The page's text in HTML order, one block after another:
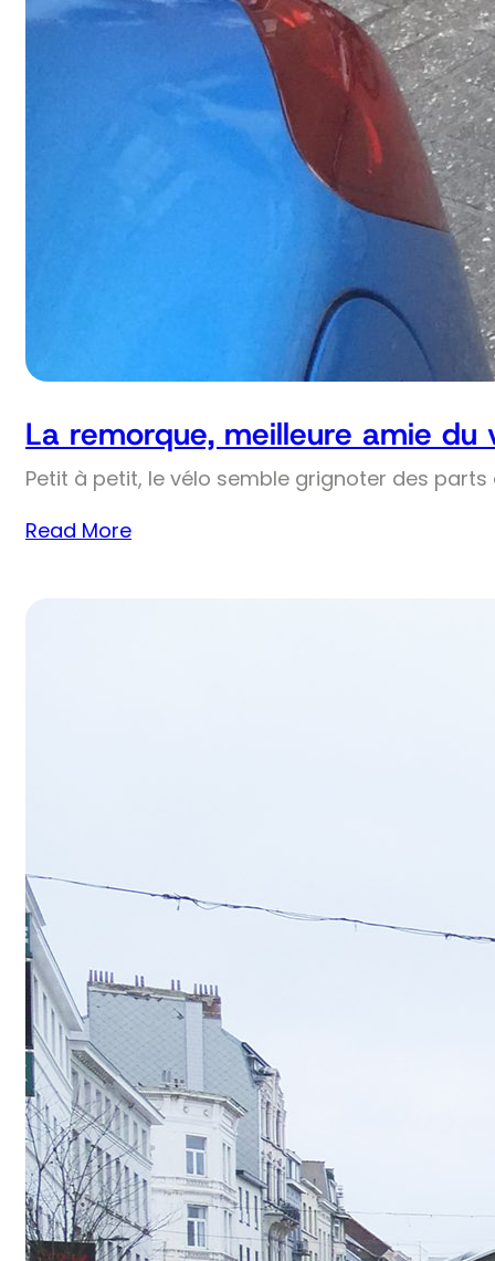
La remorque, meilleure amie du
Petit à petit, le vélo semble grignoter des
Read More